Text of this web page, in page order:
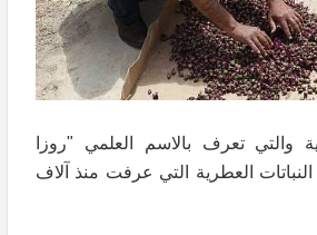
والتي تعرف بالاسم العلمي "روزا
العطرية التي عرفت منذ آلاف